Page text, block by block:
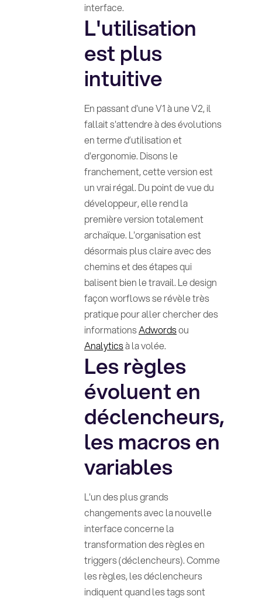
interface.
L'utilisation
est plus
intuitive
En passant d'une V1 à une V2, il
fallait s'attendre à des évolutions
en terme d’utilisation et
d'ergonomie. Disons le
franchement, cette version est
un vrai régal. Du point de vue du
développeur, elle rend la
première version totalement
archaïque. L'organisation est
désormais plus claire avec des
chemins et des étapes qui
balisent bien le travail. Le design
façon worflows se révèle très
pratique pour aller chercher des
informationsAdwordsou
Analyticsà la volée.
Les règles
évoluent en
déclencheurs,
les macros en
variables
L'un des plus grands
changements avec la nouvelle
interface concerne la
transformation des règles en
triggers (déclencheurs). Comme
les règles, les déclencheurs
indiquent quand les tags sont